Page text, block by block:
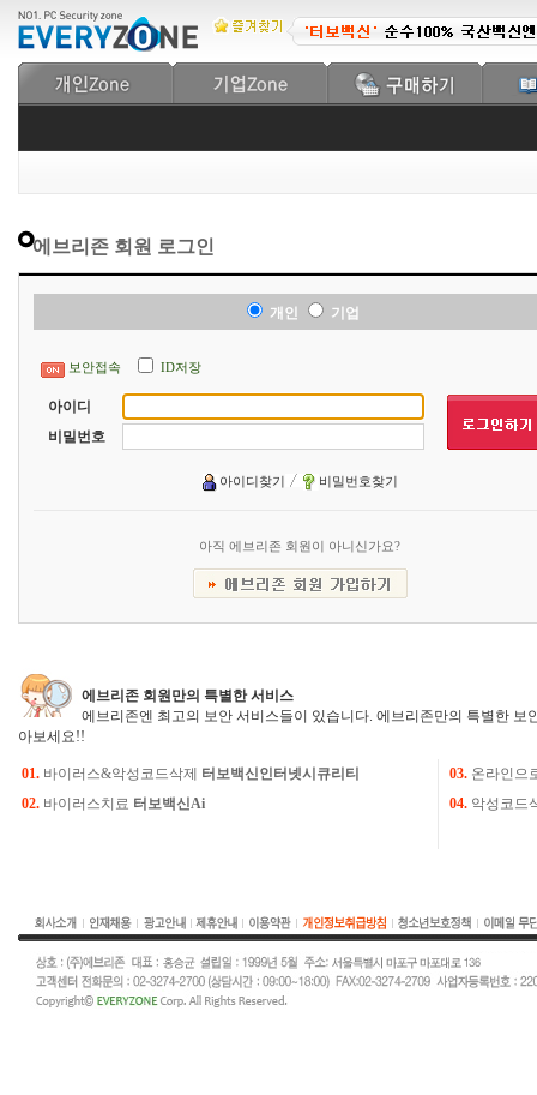
에브리존 회원 로그인
개인 기업
보안접속 ID저장
아이디
비밀번호
아이디찾기 비밀번호찾기
아직 에브리존 회원이 아니신가요?
에브리존 회원만의 특별한 서비스
에브리존엔 최고의 보안 서비스들이 있습니다. 에브리존만의 특별한 보
아보세요!!
01. 바이러스&악성코드삭제 터보백신인터넷시큐리티 03. 온라인으
02. 바이러스치료 터보백신Ai 04. 악성코드